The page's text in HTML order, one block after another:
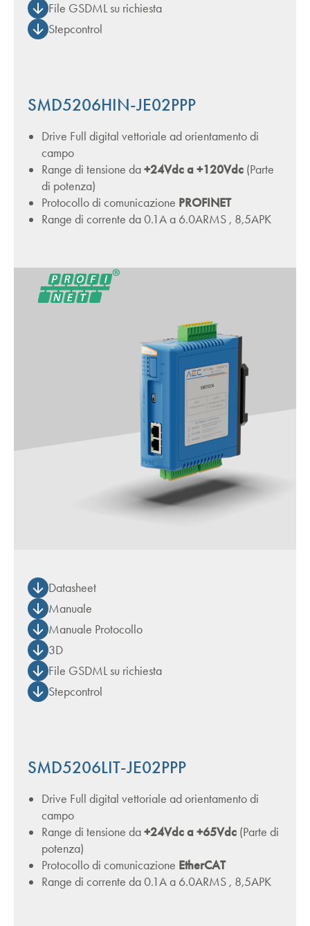
File GSDML su richiesta
Stepcontrol
SMD5206HIN-JE02PPP
Drive Full digital vettoriale ad orientamento di
campo
Range di tensione da+24Vdc a +120Vdc (Parte
di potenza)
Protocollo di comunicazione PROFINET
Range di corrente da 0.1A a 6.0ARMS , 8,5APK
Datasheet
Manuale
Manuale Protocollo
3D
File GSDML su richiesta
Stepcontrol
SMD5206LIT-JE02PPP
Drive Full digital vettoriale ad orientamento di
campo
Range di tensione da+24Vdc a +65Vdc (Parte di
potenza)
Protocollo di comunicazione EtherCAT
Range di corrente da 0.1A a 6.0ARMS , 8,5APK